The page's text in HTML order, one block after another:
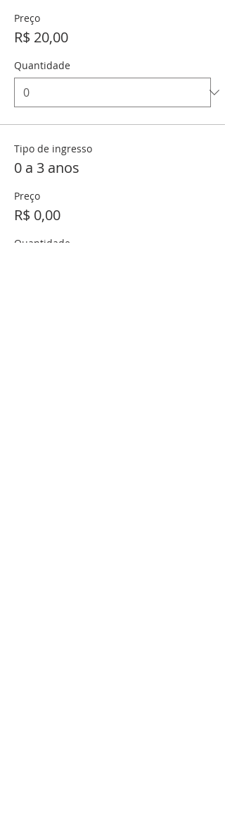
Preço
R$ 20,00
Quantidade
Tipo de ingresso
0 a 3 anos
Preço
R$ 0,00
Quantidade